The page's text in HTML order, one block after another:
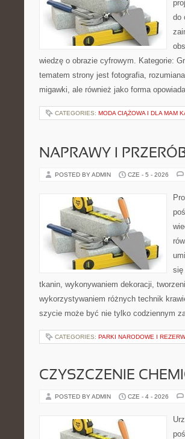
do
wiedzę o obrazie cyfrowym. Kategorie:
tematem strony jest fotografia,
migawki, ale również jako forma
CATEGORIES: MODA CIĄŻOWA I DLA MAM
NAPRAWY I
POSTED BY ADMIN CZE - 5 - 2026
się
tkanin, wykonywaniem dekoracji,
wykorzystywaniem różnych technik
szycie może być nie tylko codziennym
CATEGORIES: PARKI NARODOWE I
CZYSZCZENIE
POSTED BY ADMIN CZE - 4 - 2026